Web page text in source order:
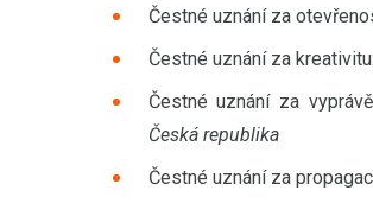
Čestné uznání za
Čestné uznání za kreativitu:
Čestné uznání za
Česká republika
Čestné uznání za